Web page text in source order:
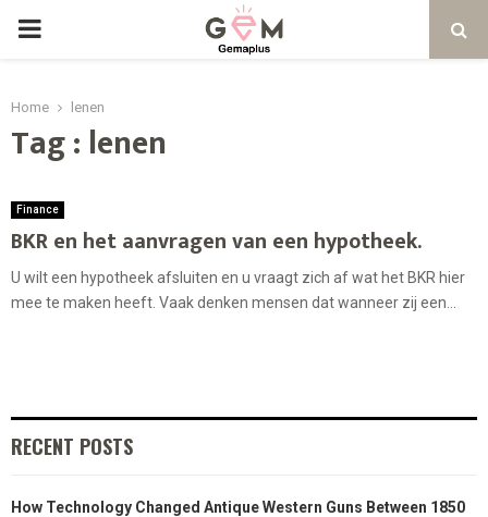
PRIMARY
Home lenen
Tag : lenen
Finance
BKR en het aanvragen van een hypotheek.
U wilt een hypotheek afsluiten en u vraagt zich af wat het BKR hier
mee te maken heeft. Vaak denken mensen dat wanneer zij een...
RECENT POSTS
How Technology Changed Antique Western Guns Between 1850